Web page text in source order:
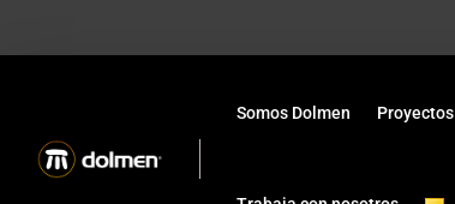
Somos Dolmen Proyectos